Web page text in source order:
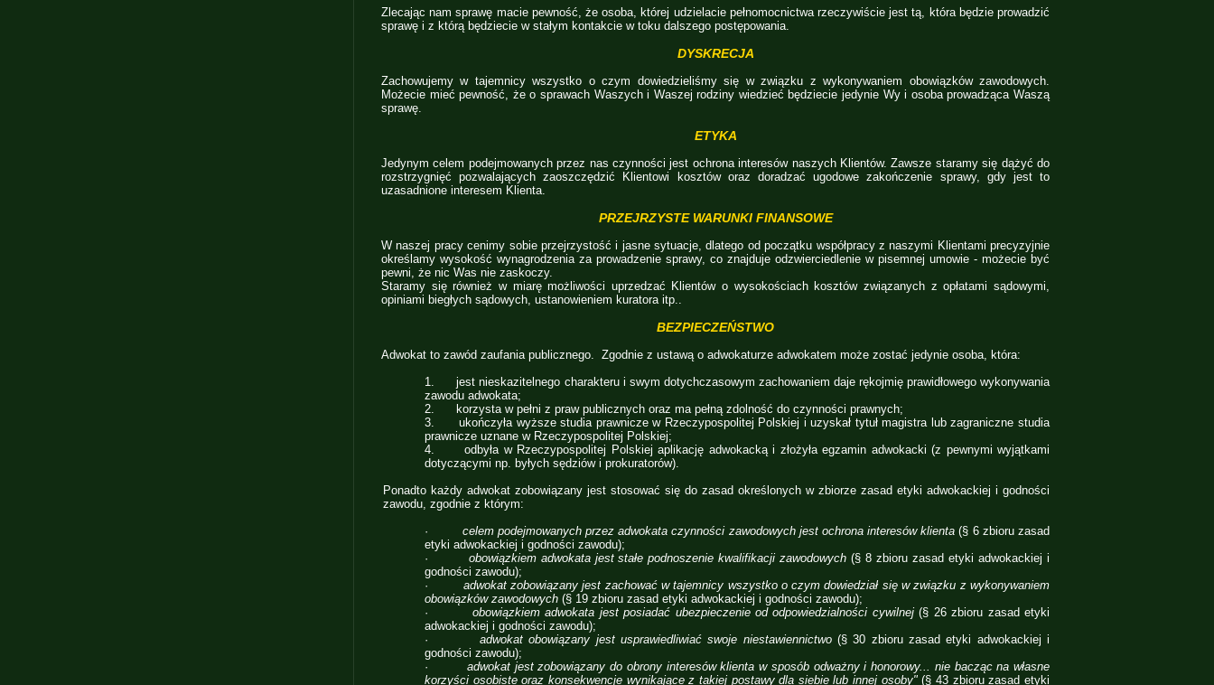
Zlecając nam sprawę macie pewność, że osoba, której udzielacie pełnomocnictwa rzeczywiście jest tą, która będzie prowadzić
sprawę i z którą będziecie w stałym kontakcie w toku dalszego postępowania.
DYSKRECJA
Zachowujemy w tajemnicy wszystko o czym dowiedzieliśmy się w związku z wykonywaniem obowiązków zawodowych.
Możecie mieć pewność, że o sprawach Waszych i Waszej rodziny wiedzieć będziecie jedynie Wy i osoba prowadząca Waszą
sprawę.
ETYKA
Jedynym celem podejmowanych przez nas czynności jest ochrona interesów naszych Klientów. Zawsze staramy się dążyć do
rozstrzygnięć pozwalających zaoszczędzić Klientowi kosztów oraz doradzać ugodowe zakończenie sprawy, gdy jest to
uzasadnione interesem Klienta.
PRZEJRZYSTE WARUNKI FINANSOWE
W naszej pracy cenimy sobie przejrzystość i jasne sytuacje, dlatego od początku współpracy z naszymi Klientami precyzyjnie
określamy wysokość wynagrodzenia za prowadzenie sprawy, co znajduje odzwierciedlenie w pisemnej umowie - możecie być
pewni, że nic Was nie zaskoczy.
Staramy się również w miarę możliwości uprzedzać Klientów o wysokościach kosztów związanych z opłatami sądowymi,
opiniami biegłych sądowych, ustanowieniem kuratora itp..
BEZPIECZEŃSTWO
Adwokat to zawód zaufania publicznego. Zgodnie z ustawą o adwokaturze adwokatem może zostać jedynie osoba, która:
1. jest nieskazitelnego charakteru i swym dotychczasowym zachowaniem daje rękojmię prawidłowego wykonywania
zawodu adwokata;
2. korzysta w pełni z praw publicznych oraz ma pełną zdolność do czynności prawnych;
3. ukończyła wyższe studia prawnicze w Rzeczypospolitej Polskiej i uzyskał tytuł magistra lub zagraniczne studia
prawnicze uznane w Rzeczypospolitej Polskiej;
4. odbyła w Rzeczypospolitej Polskiej aplikację adwokacką i złożyła egzamin adwokacki (z pewnymi wyjątkami
dotyczącymi np. byłych sędziów i prokuratorów).
Ponadto każdy adwokat zobowiązany jest stosować się do zasad określonych w zbiorze zasad etyki adwokackiej i godności
zawodu, zgodnie z którym:
· celem podejmowanych przez adwokata czynności zawodowych jest ochrona interesów klienta(§ 6 zbioru zasad
etyki adwokackiej i godności zawodu);
· obowiązkiem adwokata jest stałe podnoszenie kwalifikacji zawodowych(§ 8 zbioru zasad etyki adwokackiej i
godności zawodu);
· adwokat zobowiązany jest zachować w tajemnicy wszystko o czym dowiedział się w związku z wykonywaniem
obowiązków zawodowych (§ 19 zbioru zasad etyki adwokackiej i godności zawodu);
· obowiązkiem adwokata jest posiadać ubezpieczenie od odpowiedzialności cywilnej(§ 26 zbioru zasad etyki
adwokackiej i godności zawodu);
· adwokat obowiązany jest usprawiedliwiać swoje niestawiennictwo (§ 30 zbioru zasad etyki adwokackiej i
godności zawodu);
· adwokat jest zobowiązany do obrony interesów klienta w sposób odważny i honorowy... nie bacząc na własne
korzyści osobiste oraz konsekwencje wynikające z takiej postawy dla siebie lub innej osoby"(§ 43 zbioru zasad etyki